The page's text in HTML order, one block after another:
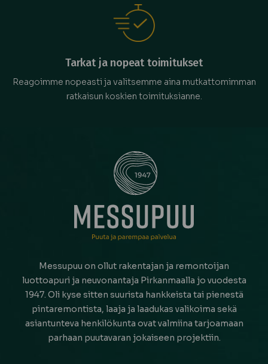
Tarkat ja nopeat toimitukset
Reagoimme nopeasti ja valitsemme aina mutkattomimman
ratkaisun koskien toimituksianne.
Messupuu on ollut rakentajan ja remontoijan
luottoapuri ja neuvonantaja Pirkanmaalla jo vuodesta
1947. Oli kyse sitten suurista hankkeista tai pienestä
pintaremontista, laaja ja laadukas valikoima sekä
asiantunteva henkilökunta ovat valmiina tarjoamaan
parhaan puutavaran jokaiseen projektiin.